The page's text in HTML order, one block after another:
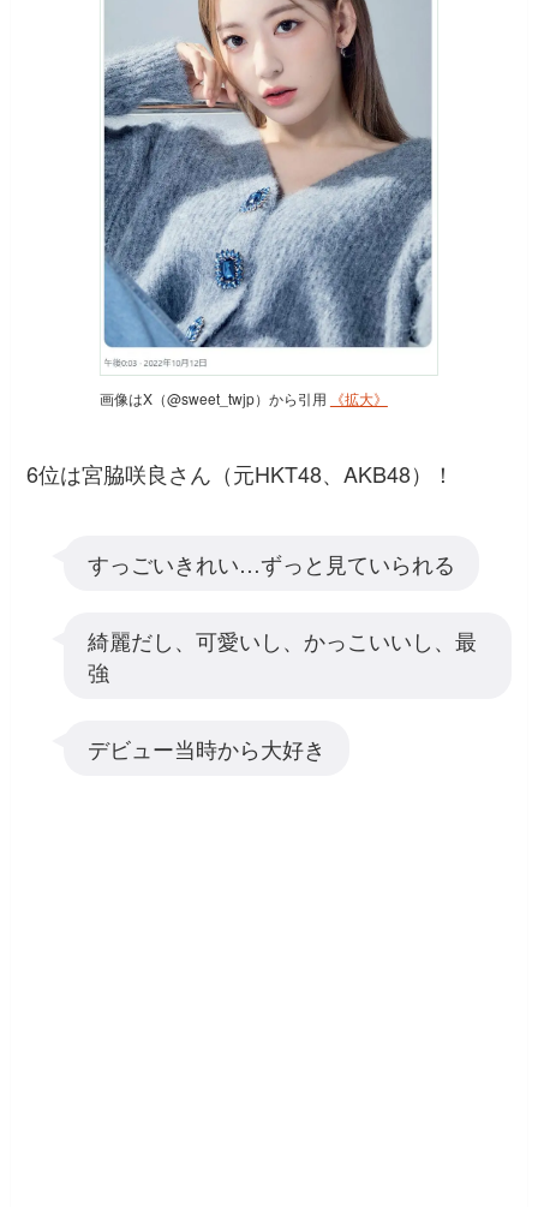
画像はX（@sweet_twjp）から引用 《拡大》
6位は宮脇咲良さん（元HKT48、AKB48）！
すっごいきれい…ずっと見ていられる
綺麗だし、可愛いし、かっこいいし、最
強
デビュー当時から大好き